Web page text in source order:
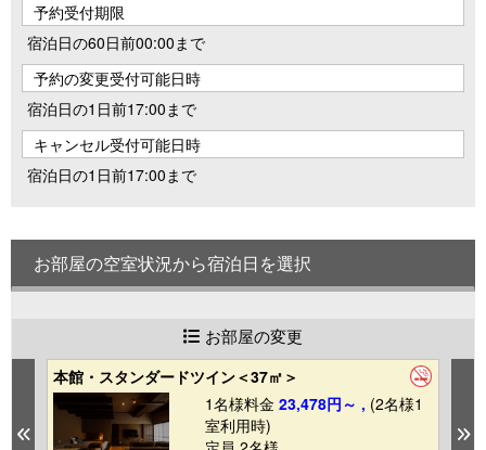
予約受付期限
宿泊日の60日前00:00まで
予約の変更受付可能日時
宿泊日の1日前17:00まで
キャンセル受付可能日時
宿泊日の1日前17:00まで
お部屋の空室状況から宿泊日を選択
お部屋の変更
Previous
本館・スタンダードツイン＜37㎡＞
1名様料金 23,478円～ , (2名様1
室利用時)